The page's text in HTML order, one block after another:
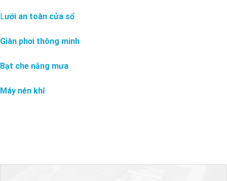
Lưới an toàn cửa sổ
Giàn phơi thông minh
Bạt che nắng mưa
Máy nén khí